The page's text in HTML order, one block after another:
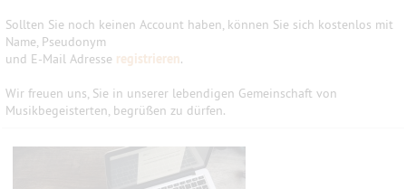
Sollten Sie noch keinen Account haben, können Sie sich kostenlos mit
Name, Pseudonym
und E-Mail Adresse registrieren.
Wir freuen uns, Sie in unserer lebendigen Gemeinschaft von
Musikbegeisterten, begrüßen zu dürfen.